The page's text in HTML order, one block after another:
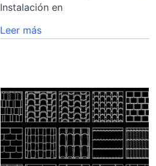
Instalación en
Leer más